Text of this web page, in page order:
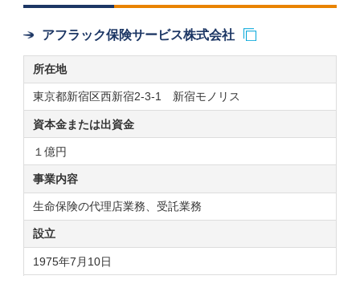
アフラック保険サービス株式会社
所在地
東京都新宿区西新宿2-3-1 新宿モノリス
資本金または出資金
１億円
事業内容
生命保険の代理店業務、受託業務
設立
1975年7月10日